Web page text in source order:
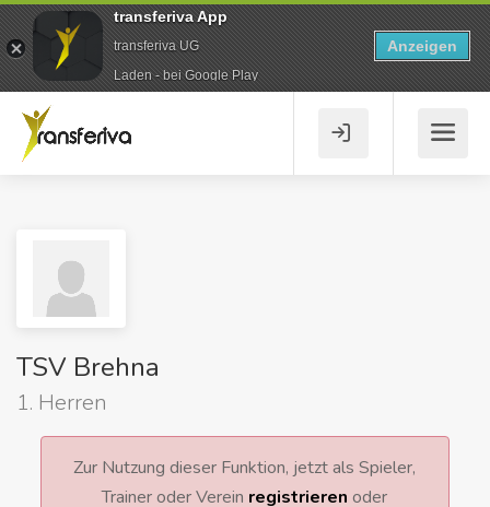
TSV Brehna
1. Herren
Zur Nutzung dieser Funktion, jetzt als Spieler,
Trainer oder Verein registrieren oder
transferiva App
transferiva UG
Laden - bei Google Play
Anzeigen